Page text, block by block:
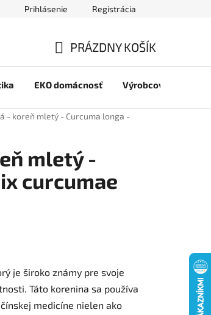
Prihlásenie Registrácia
KOŠÍK
PRÁZDNY KOŠÍK
EKO domácnosť Výrobcovia
- koreň mletý - Curcuma longa -
mletý -
curcumae
je široko známy pre svoje
Táto korenina sa používa
medicíne nielen ako